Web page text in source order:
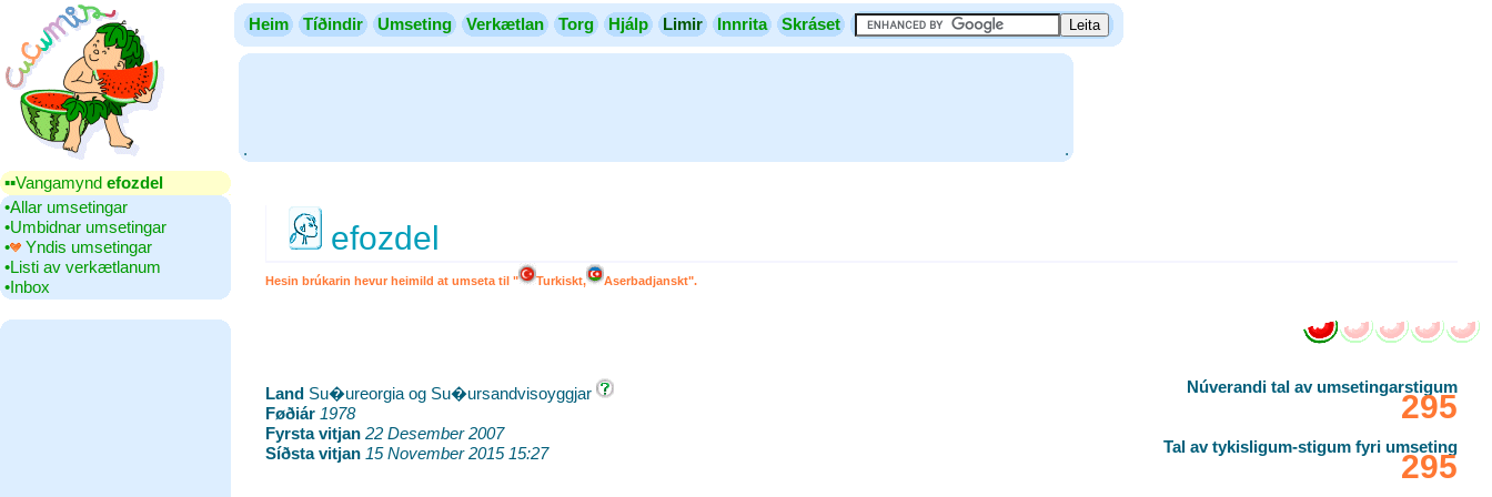
Heim Tíðindir Umseting Verkætlan Torg Hjálp Limir Innrita Skráset
.
.
▪▪‎Vangamynd efozdel
•‎Allar umsetingar
•‎Umbidnar umsetingar
•‎
Yndis umsetingar
•‎Listi av verkætlanum
•‎Inbox
efozdel
Hesin brúkarin hevur heimild at umseta til " Turkiskt, Aserbadjanskt".
Land ‎Su�ureorgia og Su�ursandvisoyggjar
Føðiár 1978
Fyrsta vitjan 22 Desember 2007
Síðsta vitjan 15 November 2015 15:27
Núverandi tal av umsetingarstigum
‎295
Tal av tykisligum-stigum fyri umseting
‎295